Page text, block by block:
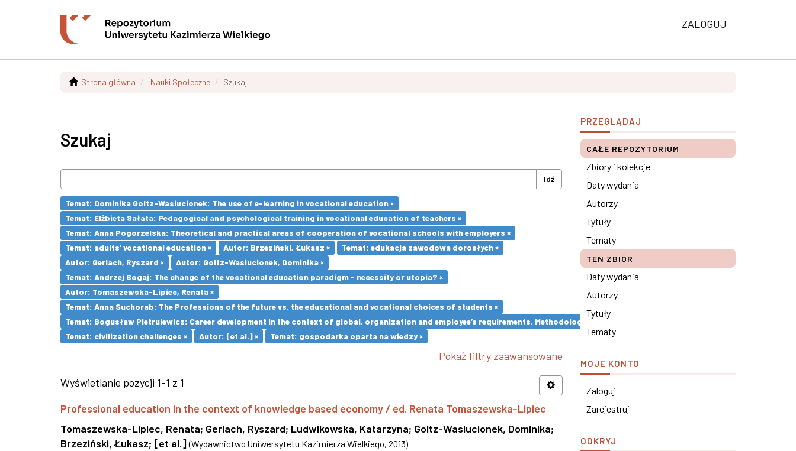
ZALOGUJ
Strona główna Nauki Społeczne Szukaj
Szukaj
Idź
Temat: Dominika Goltz-Wasiucionek: The use of e-learning in vocational education ×
Temat: Elżbieta Sałata: Pedagogical and psychological training in vocational education of teachers ×
Temat: Anna Pogorzelska: Theoretical and practical areas of cooperation of vocational schools with employers ×
Temat: adults’ vocational education ×
Autor: Brzeziński, Łukasz ×
Temat: edukacja zawodowa dorosłych ×
Autor: Gerlach, Ryszard ×
Autor: Goltz-Wasiucionek, Dominika ×
Temat: Andrzej Bogaj: The change of the vocational education paradigm - necessity or utopia? ×
Autor: Tomaszewska-Lipiec, Renata ×
Temat: Anna Suchorab: The Professions of the future vs. the educational and vocational choices of students ×
Temat: Bogusław Pietrulewicz: Career development in the context of global, organization and employee’s requirements. Methodological remarks ×
Temat: civilization challenges ×
Autor: [et al.] × Temat: gospodarka oparta na wiedzy ×
Pokaż filtry zaawansowane
Wyświetlanie pozycji 1-1 z 1
Professional education in the context of knowledge based economy / ed. Renata Tomaszewska-Lipiec
Tomaszewska-Lipiec, Renata; Gerlach, Ryszard; Ludwikowska, Katarzyna; Goltz-Wasiucionek, Dominika;
Brzeziński, Łukasz; [et al.] (Wydawnictwo Uniwersytetu Kazimierza Wielkiego, 2013)
PRZEGLĄDAJ
CAŁE REPOZYTORIUM
Zbiory i kolekcje
Daty wydania
Autorzy
Tytuły
Tematy
TEN ZBIÓR
Daty wydania
Autorzy
Tytuły
Tematy
MOJE KONTO
Zaloguj
Zarejestruj
ODKRYJ